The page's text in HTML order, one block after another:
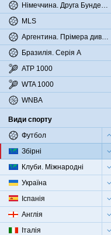
Німеччина. Друга Бундесліга
MLS
Аргентина. Прімера дивізіон
Бразилія. Серія А
ATP 1000
WTA 1000
WNBA
Види спорту
Футбол
Збірні
Клуби. Міжнародні
Україна
Іспанія
Англія
Італія